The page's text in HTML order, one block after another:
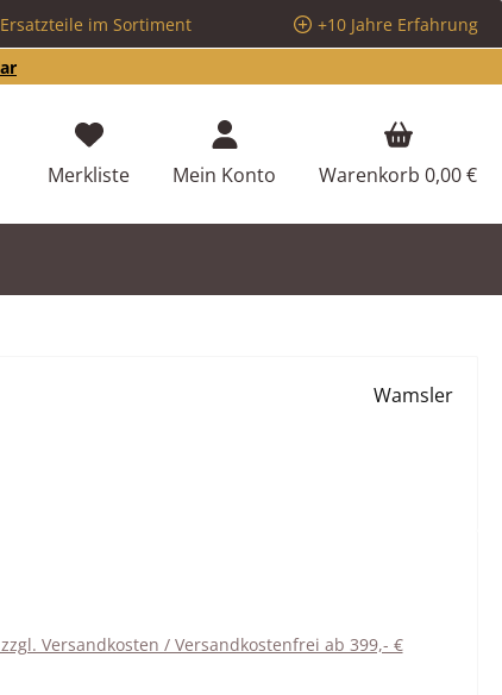
im Sortiment
+10 Jahre Erfahrung
MerklisteDu hast 0 Produkte auf dem Merkzettel
Mein Konto Warenkorb 0,00 €
Wamsler
Versandkosten / Versandkostenfrei ab 399,- €